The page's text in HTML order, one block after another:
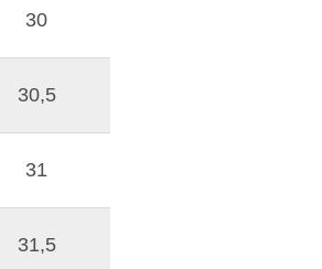
30
30,5
31
31,5